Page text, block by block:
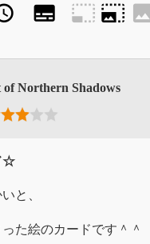
subtitles photo_size_select_small photo_size_select_large image
of Northern Shadows
☆
と、
た絵のカードです＾＾